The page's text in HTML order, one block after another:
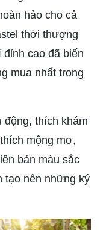
hảo cho cả
thời thượng
cao đã biến
mua nhất trong
động, thích khám
mộng mơ,
bản màu sắc
tạo nên những ký